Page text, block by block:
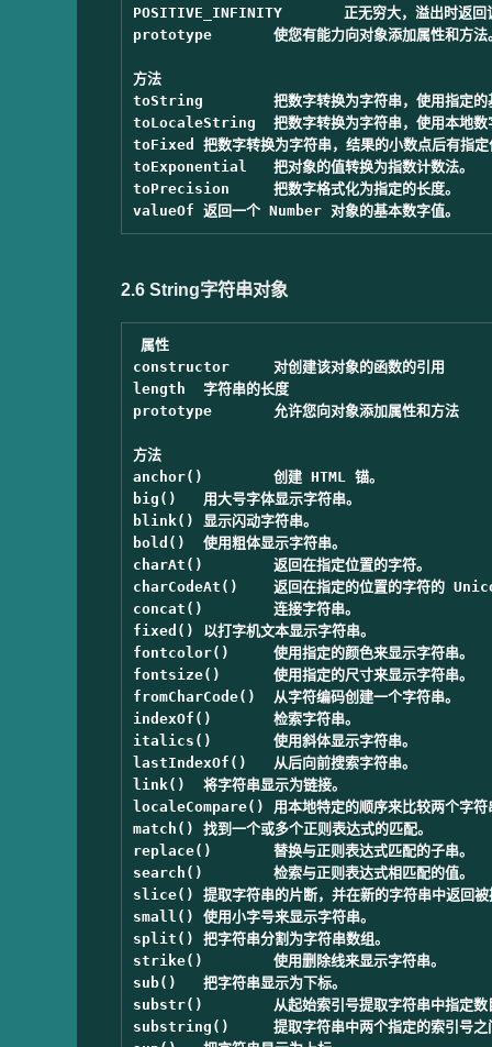
POSITIVE_INFINITY	正无穷大，溢出时返回该值。
prototype	使您有能力向对象添加属性和方法。
方法
toString	把数字转换为字符串，使用指定的基数。
toLocaleString	把数字转换为字符串，使用本地数字格式顺序。
toFixed	把数字转换为字符串，结果的小数点后有指定位数的数字。
toExponential	把对象的值转换为指数计数法。
toPrecision	把数字格式化为指定的长度。
2.6 String字符串对象
属性
constructor	对创建该对象的函数的引用
length	字符串的长度
prototype	允许您向对象添加属性和方法
方法
anchor()	创建 HTML 锚。
big()	用大号字体显示字符串。
blink()	显示闪动字符串。
bold()	使用粗体显示字符串。
charAt()	返回在指定位置的字符。
charCodeAt()	返回在指定的位置的字符的 Unicode 编码。
concat()	连接字符串。
fixed()	以打字机文本显示字符串。
fontcolor()	使用指定的颜色来显示字符串。
fontsize()	使用指定的尺寸来显示字符串。
fromCharCode()	从字符编码创建一个字符串。
indexOf()	检索字符串。
italics()	使用斜体显示字符串。
lastIndexOf()	从后向前搜索字符串。
link()	将字符串显示为链接。
localeCompare()	用本地特定的顺序来比较两个字符串。
match()	找到一个或多个正则表达式的匹配。
replace()	替换与正则表达式匹配的子串。
search()	检索与正则表达式相匹配的值。
slice()	提取字符串的片断，并在新的字符串中返回被提取的部分。
small()	使用小字号来显示字符串。
split()	把字符串分割为字符串数组。
strike()	使用删除线来显示字符串。
sub()	把字符串显示为下标。
substr()	从起始索引号提取字符串中指定数目的字符。
substring()	提取字符串中两个指定的索引号之间的字符。